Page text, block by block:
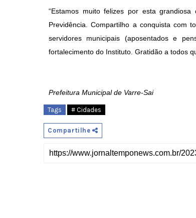
“Estamos muito felizes por esta
Previdência. Compartilho a conquista com
servidores municipais (aposentados e
fortalecimento do Instituto. Gratidão a todos
Prefeitura Municipal de Varre-Sai
Tags # Cidades
Compartilhe